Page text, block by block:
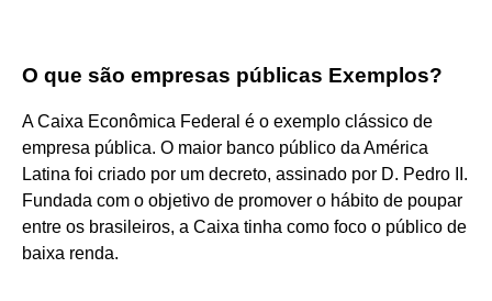
O que são empresas públicas Exemplos?
A Caixa Econômica Federal é o exemplo clássico de
empresa pública. O maior banco público da América
Latina foi criado por um decreto, assinado por D. Pedro II.
Fundada com o objetivo de promover o hábito de poupar
entre os brasileiros, a Caixa tinha como foco o público de
baixa renda.